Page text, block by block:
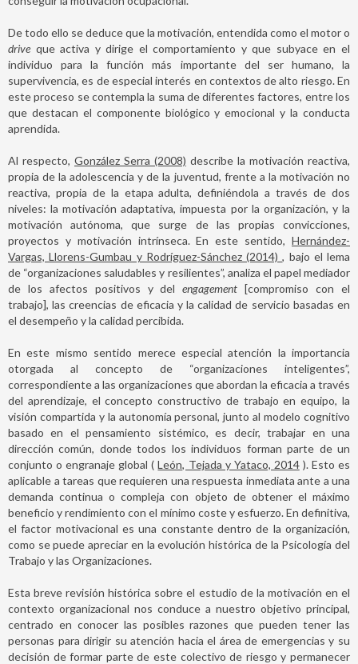
De todo ello se deduce que la motivación, entendida como el motor o
drive que activa y dirige el comportamiento y que subyace en el
individuo para la función más importante del ser humano, la
supervivencia, es de especial interés en contextos de alto riesgo. En
este proceso se contempla la suma de diferentes factores, entre los
que destacan el componente biológico y emocional y la conducta
aprendida.
Al respecto, González Serra (2008) describe la motivación reactiva,
propia de la adolescencia y de la juventud, frente a la motivación no
reactiva, propia de la etapa adulta, definiéndola a través de dos
niveles: la motivación adaptativa, impuesta por la organización, y la
motivación autónoma, que surge de las propias convicciones,
proyectos y motivación intrínseca. En este sentido, Hernández-
Vargas, Llorens-Gumbau y Rodríguez-Sánchez (2014), bajo el lema
de “organizaciones saludables y resilientes”, analiza el papel mediador
de los afectos positivos y delengagement [compromiso con el
trabajo], las creencias de eficacia y la calidad de servicio basadas en
el desempeño y la calidad percibida.
En este mismo sentido merece especial atención la importancia
otorgada al concepto de “organizaciones inteligentes”,
correspondiente a las organizaciones que abordan la eficacia a través
del aprendizaje, el concepto constructivo de trabajo en equipo, la
visión compartida y la autonomía personal, junto al modelo cognitivo
basado en el pensamiento sistémico, es decir, trabajar en una
dirección común, donde todos los individuos forman parte de un
conjunto o engranaje global (León, Tejada y Yataco, 2014). Esto es
aplicable a tareas que requieren una respuesta inmediata ante a una
demanda continua o compleja con objeto de obtener el máximo
beneficio y rendimiento con el mínimo coste y esfuerzo. En definitiva,
el factor motivacional es una constante dentro de la organización,
como se puede apreciar en la evolución histórica de la Psicología del
Trabajo y las Organizaciones.
Esta breve revisión histórica sobre el estudio de la motivación en el
contexto organizacional nos conduce a nuestro objetivo principal,
centrado en conocer las posibles razones que pueden tener las
personas para dirigir su atención hacia el área de emergencias y su
decisión de formar parte de este colectivo de riesgo y permanecer